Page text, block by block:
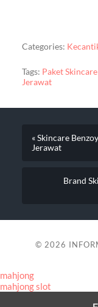
Categories:
Tags: Paket
Jerawat
« Skincare
Jerawat
Brand
© 2026
mahjong
mahjong slot